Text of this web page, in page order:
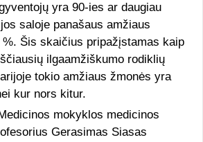
yra 90-ies ar daugiau
saloje panašaus amžiaus
Šis skaičius pripažįstamas kaip
ilgaamžiškumo rodiklių
tokio amžiaus žmonės yra
kur nors kitur.
mokyklos medicinos
Gerasimas Siasas